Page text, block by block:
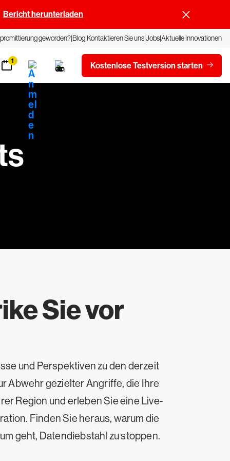
Bericht herunterladen
geworden?BlogKontaktieren Sie unsJobsAktuelle Innovationen
1 Kostenlose Testversion starten
Sie vor
und Perspektiven zu den derzeit
Abwehr gezielter Angriffe, die Ihre
Region und erleben Sie eine Live-
Finden Sie heraus, warum die
geht, Datendiebstahl zu stoppen.